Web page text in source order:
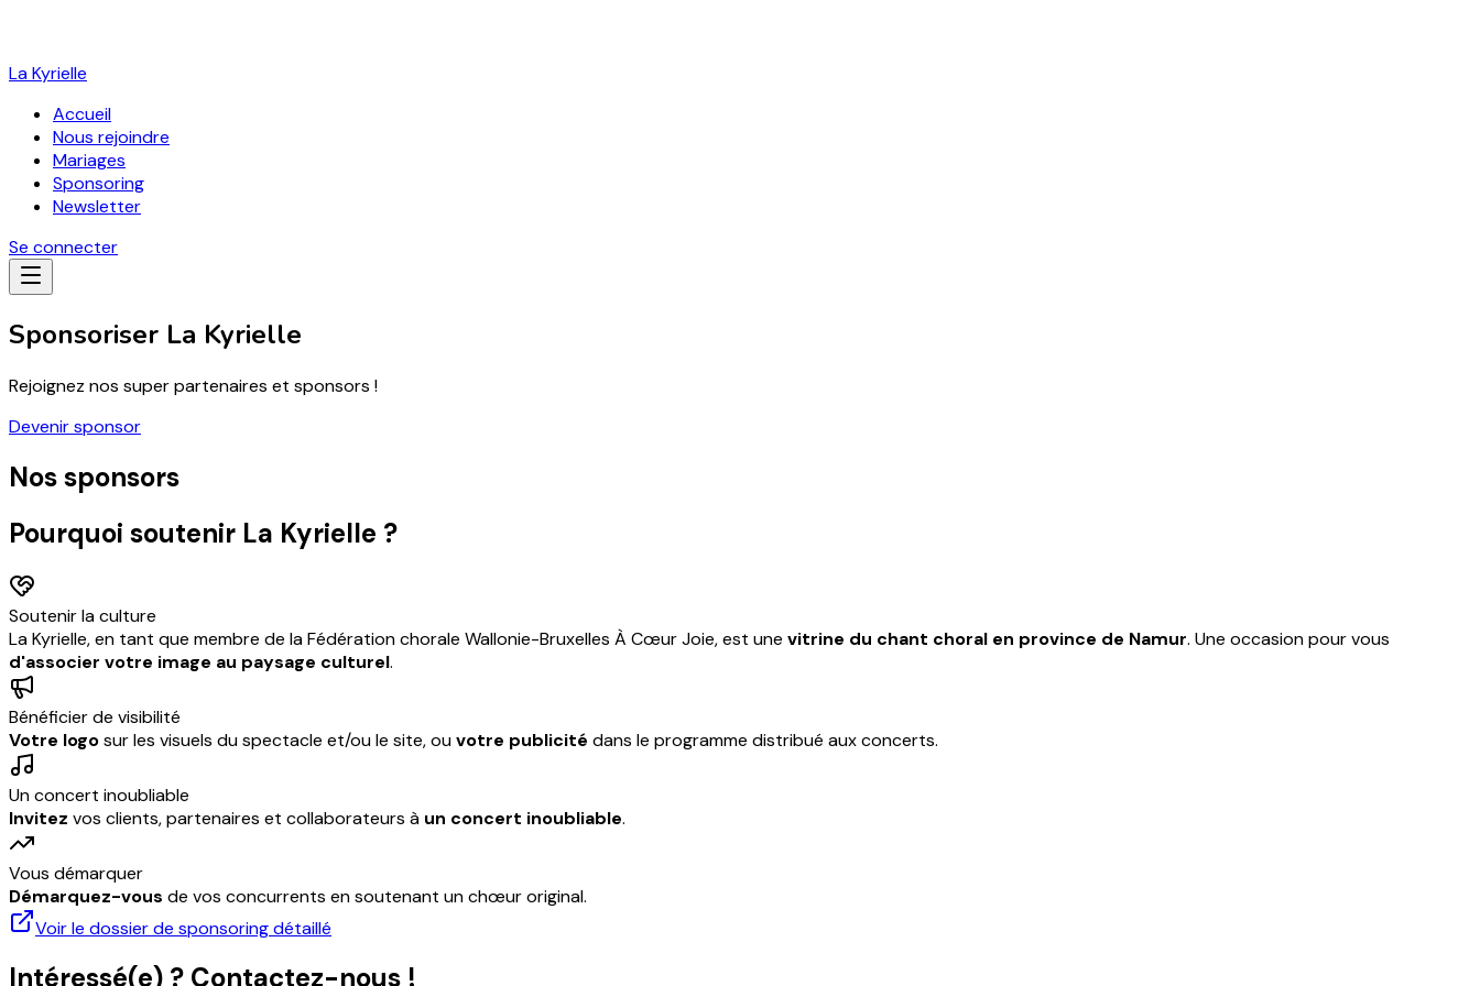
La Kyrielle
Accueil
Nous rejoindre
Mariages
Sponsoring
Newsletter
Se connecter
Sponsoriser La Kyrielle
Rejoignez nos super partenaires et sponsors !
Devenir sponsor
Nos sponsors
Pourquoi soutenir La Kyrielle ?
Soutenir la culture
La Kyrielle, en tant que membre de la Fédération chorale Wallonie-Bruxelles À Cœur Joie, est une vitrine du chant choral en province de Namur. Une occasion pour vous
d'associer votre image au paysage culturel.
Bénéficier de visibilité
Votre logosur les visuels du spectacle et/ou le site, ouvotre publicité dans le programme distribué aux concerts.
Un concert inoubliable
Invitez vos clients, partenaires et collaborateurs à un concert inoubliable.
Vous démarquer
Démarquez-vous de vos concurrents en soutenant un chœur original.
Voir le dossier de sponsoring détaillé
Intéressé(e) ? Contactez-nous !